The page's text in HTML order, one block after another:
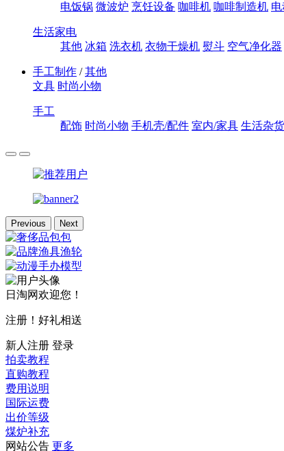
电饭锅 微波炉 烹饪设备 咖啡机 咖啡制造机
生活家电
其他 冰箱 洗衣机 衣物干燥机 熨斗 空气净化器
手工制作 / 其他
文具 时尚小物
手工
配饰 时尚小物 手机壳/配件 室内/家具 生活杂货
Previous Next
日淘网欢迎您！
注册！好礼相送
新人注册 登录
拍卖教程
直购教程
费用说明
国际运费
出价等级
煤炉补充
网站公告 更多